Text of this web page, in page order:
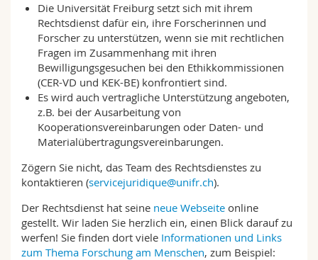
Die Universität Freiburg setzt sich mit ihrem
Rechtsdienst dafür ein, ihre Forscherinnen und
Forscher zu unterstützen, wenn sie mit rechtlichen
Fragen im Zusammenhang mit ihren
Bewilligungsgesuchen bei den Ethikkommissionen
(CER-VD und KEK-BE) konfrontiert sind.
Es wird auch vertragliche Unterstützung angeboten,
z.B. bei der Ausarbeitung von
Kooperationsvereinbarungen oder Daten- und
Materialübertragungsvereinbarungen.
Zögern Sie nicht, das Team des Rechtsdienstes zu
kontaktieren (servicejuridique@unifr.ch).
Der Rechtsdienst hat seine neue Webseite online
gestellt. Wir laden Sie herzlich ein, einen Blick darauf zu
werfen! Sie finden dort viele Informationen und Links
zum Thema Forschung am Menschen, zum Beispiel: